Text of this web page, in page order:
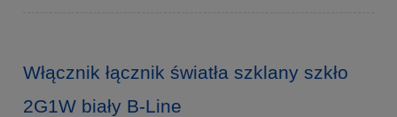
Włącznik łącznik światła szklany szkło
2G1W biały B-Line